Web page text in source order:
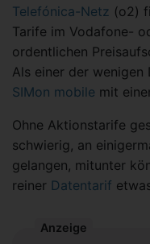
Telefónica-Netz (o2)
Tarife im Vodafone-
ordentlichen
Als einer der
SIMon mobile mit
Ohne Aktionstarife
schwierig, an
gelangen, mitunter
reiner Datentarif
Anzeige